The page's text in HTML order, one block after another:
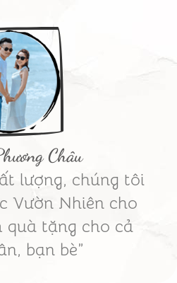
Châu
lượng, chúng tôi
Vườn Nhiên cho
quà tặng cho cả
bạn bè”